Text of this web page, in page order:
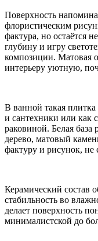
Поверхность
флористическим
фактура, но остаётся
глубину и игру
композиции. Матовая
интерьеру уютную,
В ванной такая
и сантехники или как
раковиной. Белая
дерево, матовый
фактуру и рисунок, не
Керамический состав
стабильность во
делает поверхность
минималистской до